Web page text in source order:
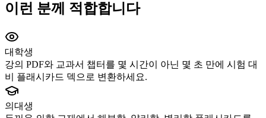
이런 분께 적합합니다
대학생
강의 PDF와 교과서 챕터를 몇 시간이 아닌 몇 초 만에 시험 대
비 플래시카드 덱으로 변환하세요.
의대생